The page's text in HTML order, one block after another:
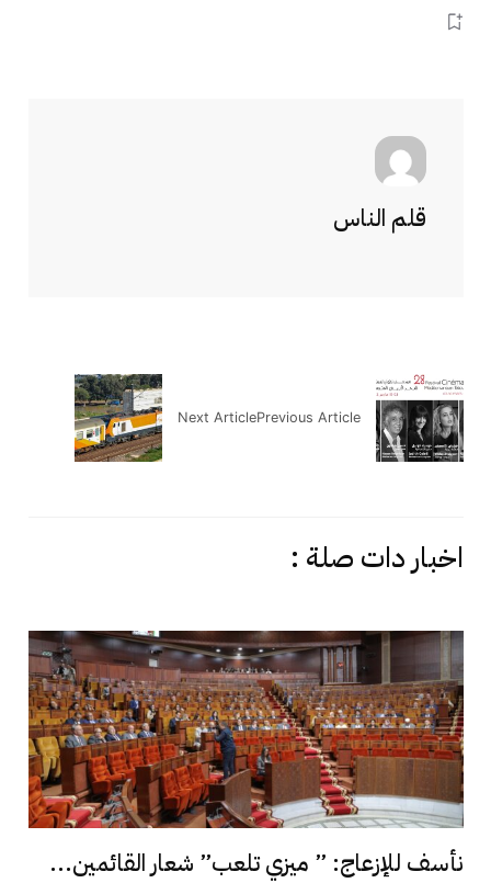
قلم الناس
Previous Article
Next Article
اخبار دات صلة :
نأسف للإزعاج: ” ميزي تلعب” شعار القائمين...